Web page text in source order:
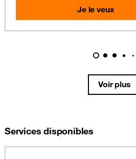
Je le veux
Voir plus
Services disponibles